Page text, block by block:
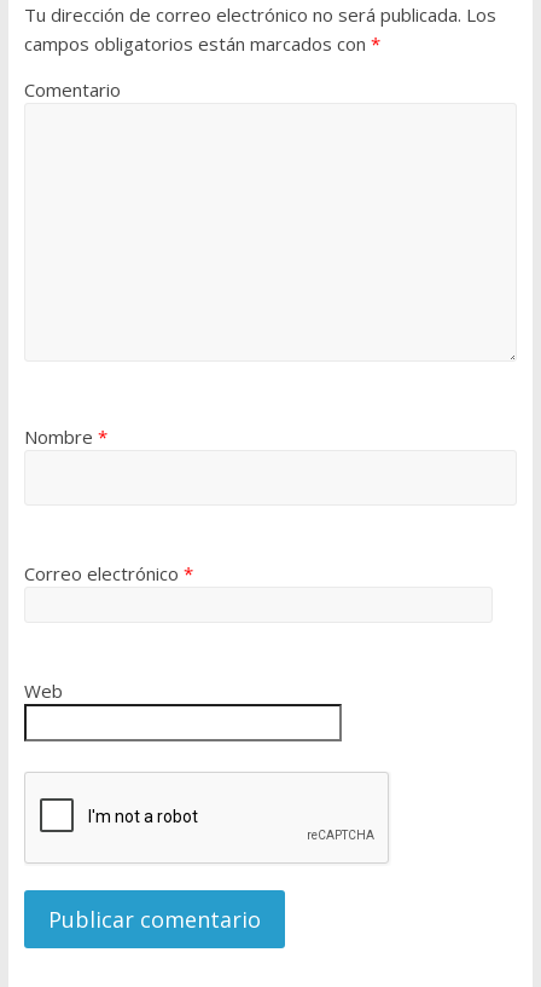
Tu dirección de correo electrónico no será publicada. Los
campos obligatorios están marcados con *
Comentario
Nombre *
Correo electrónico *
Web